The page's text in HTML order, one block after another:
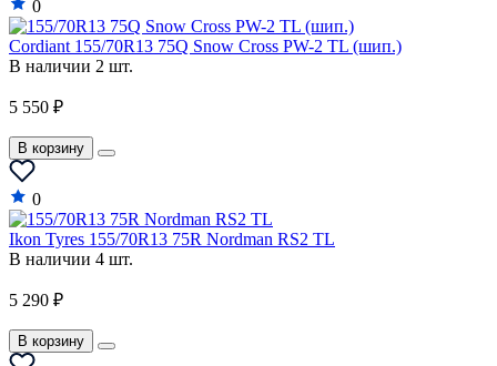
0
Cordiant 155/70R13 75Q Snow Cross PW-2 TL (шип.)
В наличии 2 шт.
5 550 ₽
В корзину
0
Ikon Tyres 155/70R13 75R Nordman RS2 TL
В наличии 4 шт.
5 290 ₽
В корзину